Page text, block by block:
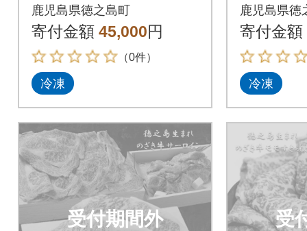
牛”ロースすき焼きギ
フト
鹿児島県徳之島町
寄付金額 45,000円
（0件）
冷凍
牛”モモ
ト
鹿児島県徳
寄付金額
冷凍
受付期間外 受